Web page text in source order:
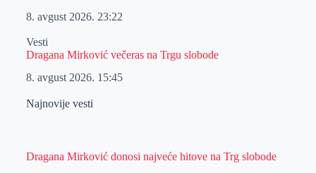
8. avgust 2026. 23:22
Vesti
Dragana Mirković večeras na Trgu slobode
8. avgust 2026. 15:45
Najnovije vesti
Dragana Mirković donosi najveće hitove na Trg slobode